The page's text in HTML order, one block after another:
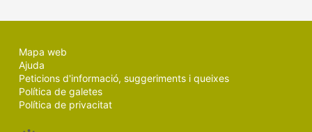
Mapa web
Ajuda
Peticions d'informació, suggeriments i queixes
Política de galetes
Política de privacitat